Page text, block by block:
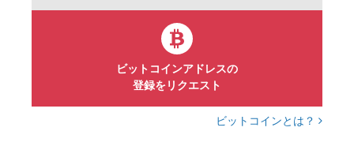
素材 収穫
ビットコインアドレスの
登録をリクエスト
ビットコインとは？